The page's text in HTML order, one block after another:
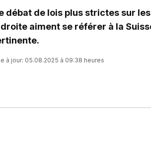
débat de lois plus strictes sur les
aiment se référer à la
à jour: 05.08.2025 à 09:38 heures